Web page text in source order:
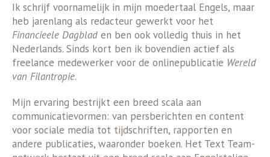
Ik schrijf voornamelijk in mijn moedertaal Engels, maar
heb jarenlang als redacteur gewerkt voor het
Financieele Dagbladen ben ook volledig thuis in het
Nederlands. Sinds kort ben ik bovendien actief als
freelance medewerker voor de onlinepublicatie Wereld
van Filantropie.
Mijn ervaring bestrijkt een breed scala aan
communicatievormen: van persberichten en content
voor sociale media tot tijdschriften, rapporten en
andere publicaties, waaronder boeken. Het Text Team-